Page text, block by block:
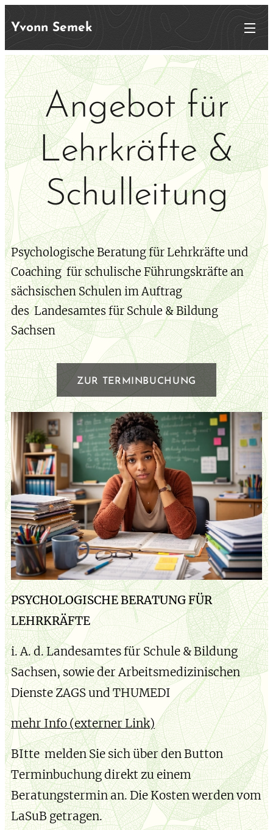
Yvonn Semek
Angebot für
Lehrkräfte &
Schulleitung
Psychologische Beratung für Lehrkräfte und
Coaching für schulische Führungskräfte an
sächsischen Schulen im Auftrag
des Landesamtes für Schule & Bildung
Sachsen
ZUR TERMINBUCHUNG
PSYCHOLOGISCHE BERATUNG FÜR
LEHRKRÄFTE
i. A. d. Landesamtes für Schule & Bildung
Sachsen, sowie der Arbeitsmedizinischen
Dienste ZAGS und THUMEDI
mehr Info (externer Link)
BItte melden Sie sich über den Button
Terminbuchung direkt zu einem
Beratungstermin an. Die Kosten werden vom
LaSuB getragen.